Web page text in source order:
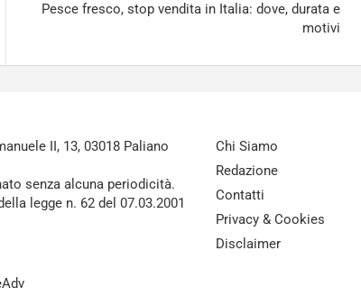
Pesce fresco, stop vendita in Italia: dove, durata e
motivi
II, 13, 03018 Paliano
senza alcuna periodicità.
legge n. 62 del 07.03.2001
Chi Siamo
Redazione
Contatti
Privacy & Cookies
Disclaimer